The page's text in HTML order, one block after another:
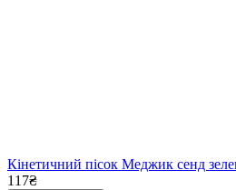
Кінетичний пісок Меджик сенд
117₴